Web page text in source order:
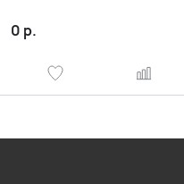
яичный венчик торт
0 р.